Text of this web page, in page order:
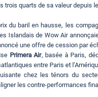
trois quarts de sa valeur depuis
du baril en hausse, les
Islandais de Wow Air
une offre de cession par
Primera Air, basée à Paris,
entre Paris et
chez les ténors du
les contre-performances